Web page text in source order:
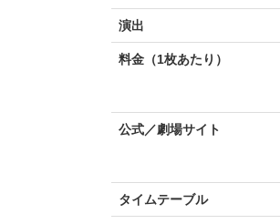
演出
料金（1枚あたり）
公式／劇場サイト
タイムテーブル